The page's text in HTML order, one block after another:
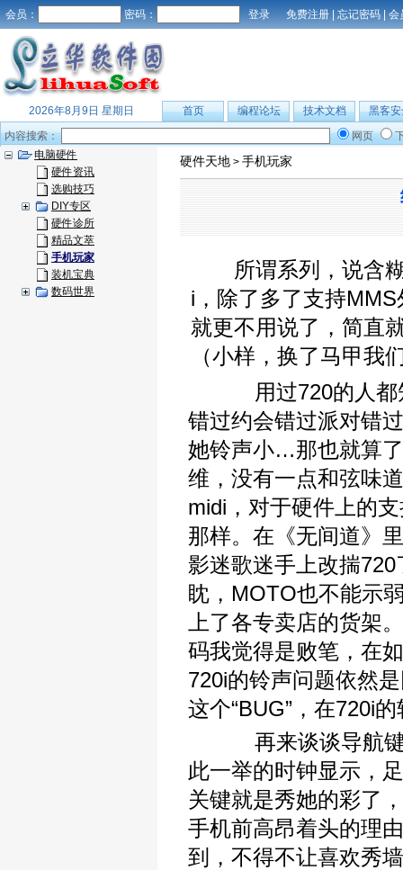
会员： 密码： 免费注册 | 忘记密码 | 会
2026年8月9日 星期日 首页 编程论坛 技术文档
黑客安
内容搜索：
网页
电脑硬件
硬件资讯
选购技巧
DIY专区
硬件诊所
精品文萃
手机玩家
装机宝典
数码世界
硬件天地 > 手机玩家
所谓系列，说含糊
i，除了多了支持
就更不用说了，简直
（小样，换了马甲我
用过720的人都
错过约会错过派对错
她铃声小…那也就算
维，没有一点和弦味
midi，对于硬件上的
那样。在《无间道》
影迷歌迷手上改揣
眈，MOTO也不能示
上了各专卖店的货架
码我觉得是败笔，在
720i的铃声问题依然
这个“BUG”，在720i
再来谈谈导航键
此一举的时钟显示，
关键就是秀她的彩了
手机前高昂着头的理
到，不得不让喜欢秀